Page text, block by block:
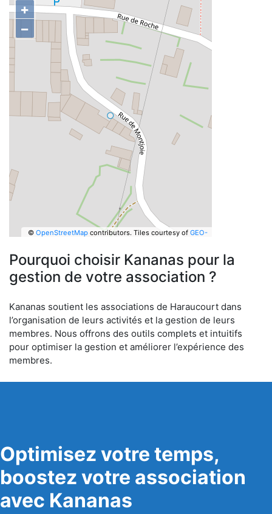
+
−
© OpenStreetMapcontributors. Tiles courtesy of GEO-
Pourquoi choisir Kananas pour la
gestion de votre association ?
Kananas soutient les associations de Haraucourt dans
l’organisation de leurs activités et la gestion de leurs
membres. Nous offrons des outils complets et intuitifs
pour optimiser la gestion et améliorer l’expérience des
membres.
Optimisez votre temps,
boostez votre association
avec Kananas